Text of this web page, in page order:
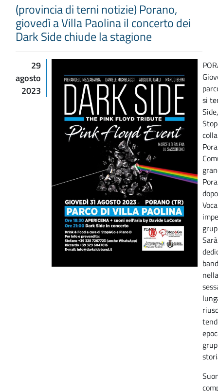
(provincia di terni notizie) Porano,
giovedì a Villa Paolina il concerto dei
Dark Side chiude la stagione
29
agosto
2023
si